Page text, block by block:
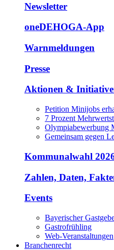
Newsletter
oneDEHOGA-App
Warnmeldungen
Presse
Aktionen &
Petition Minijobs
7 Prozent
Olympiabewerbung
Gemeinsam gegen
Kommunalwahl
Zahlen, Daten,
Events
Bayerischer
Gastrofrühling
Web-Veranstaltungen
Branchenrecht